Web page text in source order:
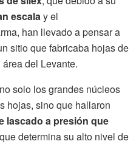
escalay el
han llevado a pensar a
sitio que fabricaba hojas de
del Levante.
solo los grandes núcleos
hojas, sino que hallaron
lascado a presión que
determina su alto nivel de